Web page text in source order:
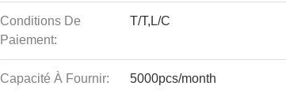
Conditions De
Paiement:
T/T,L/C
Capacité À Fournir: 5000pcs/month